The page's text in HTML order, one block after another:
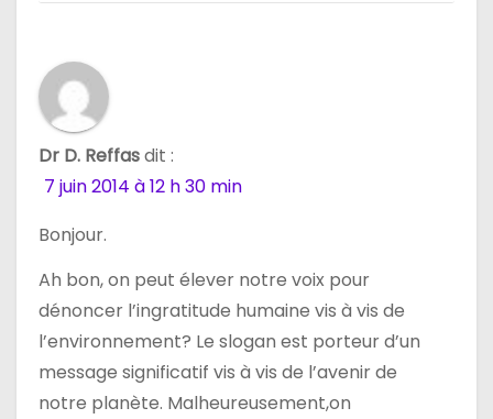
Dr D. Reffasdit :
7 juin 2014 à 12 h 30 min
Bonjour.
Ah bon, on peut élever notre voix pour
dénoncer l’ingratitude humaine vis à vis de
l’environnement? Le slogan est porteur d’un
message significatif vis à vis de l’avenir de
notre planète. Malheureusement,on